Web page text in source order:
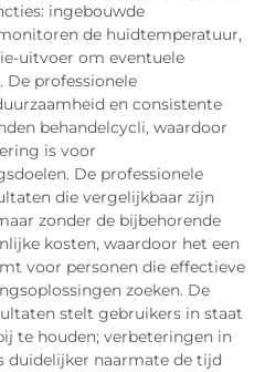
ingebouwde
de huidtemperatuur,
uitvoer om eventuele
professionele
en consistente
behandelcycli, waardoor
is voor
De professionele
die vergelijkbaar zijn
zonder de bijbehorende
kosten, waardoor het een
voor personen die effectieve
zoeken. De
stelt gebruikers in staat
te houden; verbeteringen in
duidelijker naarmate de tijd